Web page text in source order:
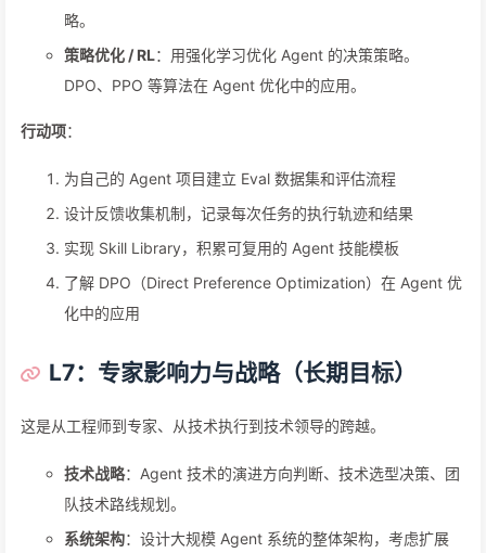
略。
策略优化 / RL：用强化学习优化 Agent 的决策策略。
DPO、PPO 等算法在 Agent 优化中的应用。
行动项：
为自己的 Agent 项目建立 Eval 数据集和评估流程
设计反馈收集机制，记录每次任务的执行轨迹和结果
实现 Skill Library，积累可复用的 Agent 技能模板
了解 DPO（Direct Preference Optimization）在 Agent 优
化中的应用
L7：专家影响力与战略（长期目标）
这是从工程师到专家、从技术执行到技术领导的跨越。
技术战略：Agent 技术的演进方向判断、技术选型决策、团
队技术路线规划。
系统架构：设计大规模 Agent 系统的整体架构，考虑扩展